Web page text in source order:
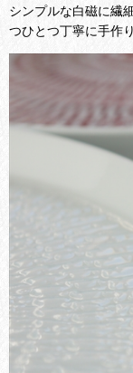
シンプルな白磁に繊
つひとつ丁寧に手作